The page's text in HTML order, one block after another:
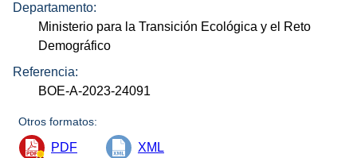
Departamento:
Ministerio para la Transición Ecológica y el Reto
Demográfico
Referencia:
BOE-A-2023-24091
Otros formatos:
PDF XML